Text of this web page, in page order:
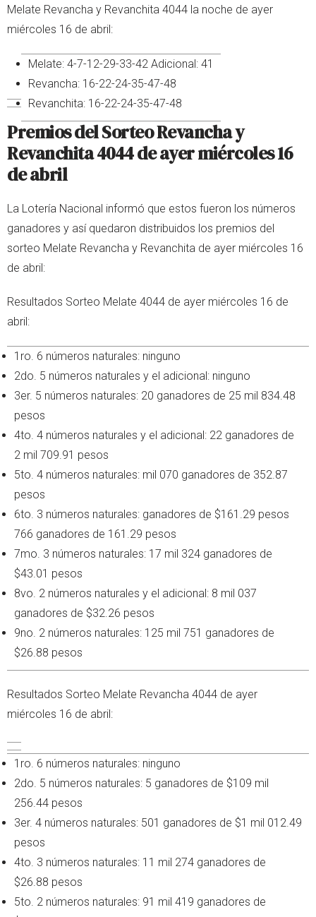
Melate Revancha y Revanchita 4044 la noche de ayer
miércoles 16 de abril:
Melate: 4-7-12-29-33-42 Adicional: 41
Revancha: 16-22-24-35-47-48
Revanchita: 16-22-24-35-47-48
Premios del Sorteo Revancha y
Revanchita 4044 de ayer miércoles 16
de abril
La Lotería Nacional informó que estos fueron los números
ganadores y así quedaron distribuidos los premios del
sorteo Melate Revancha y Revanchita de ayer miércoles 16
de abril:
Resultados Sorteo Melate 4044 de ayer miércoles 16 de
abril:
1ro. 6 números naturales: ninguno
2do. 5 números naturales y el adicional: ninguno
3er. 5 números naturales: 20 ganadores de 25 mil 834.48
pesos
4to. 4 números naturales y el adicional: 22 ganadores de
2 mil 709.91 pesos
5to. 4 números naturales: mil 070 ganadores de 352.87
pesos
6to. 3 números naturales: ganadores de $161.29 pesos
766 ganadores de 161.29 pesos
7mo. 3 números naturales: 17 mil 324 ganadores de
$43.01 pesos
8vo. 2 números naturales y el adicional: 8 mil 037
ganadores de $32.26 pesos
9no. 2 números naturales: 125 mil 751 ganadores de
$26.88 pesos
Resultados Sorteo Melate Revancha 4044 de ayer
miércoles 16 de abril:
1ro. 6 números naturales: ninguno
2do. 5 números naturales: 5 ganadores de $109 mil
256.44 pesos
3er. 4 números naturales: 501 ganadores de $1 mil 012.49
pesos
4to. 3 números naturales: 11 mil 274 ganadores de
$26.88 pesos
5to. 2 números naturales: 91 mil 419 ganadores de